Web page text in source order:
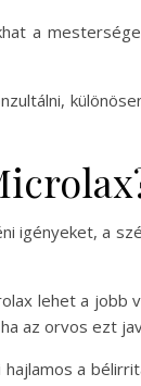
a
igényeket, a
lehet a jobb
az orvos ezt
a